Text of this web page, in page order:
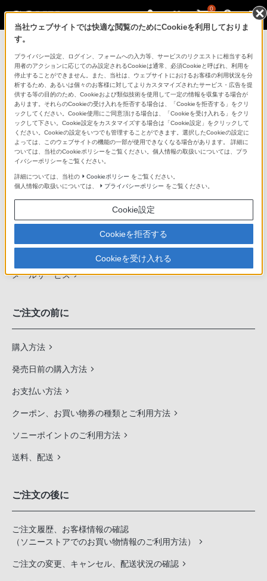
0
ソニーストアのご利用ガイド
ご利用ガイドでは、ソニーストアのご利用方法・サービ
スに関しまとめてご案内しております。
ご利用の前に
ソニーストア 店舗のご案内
ソニーショップ（ソニーストア取次店）のご案内
ソニーストアの特典・サービス
（長期保証、下取サービス、設置・設定サービスなど）
定期クーポンのプレゼントについて
メールサービス
ご注文の前に
購入方法
発売日前の購入方法
お支払い方法
クーポン、お買い物券の種類とご利用方法
ソニーポイントのご利用方法
送料、配送
ご注文の後に
ご注文履歴、お客様情報の確認
（ソニーストアでのお買い物情報のご利用方法）
ご注文の変更、キャンセル、配送状況の確認
当社ウェブサイトでは快適な閲覧のためにCookieを利用しておりま
す。
プライバシー設定、ログイン、フォームへの入力等、サービスのリクエストに相当する利
用者のアクションに応じてのみ設定されるCookieは通常、必須Cookieと呼ばれ、利用を
停止することができません。また、当社は、ウェブサイトにおけるお客様の利用状況を分
析するため、あるいは個々のお客様に対してよりカスタマイズされたサービス・広告を提
供する等の目的のため、Cookieおよび類似技術を使用して一定の情報を収集する場合が
あります。それらのCookieの受け入れを拒否する場合は、「Cookieを拒否する」をクリ
ックしてください。Cookie使用にご同意頂ける場合は、「Cookieを受け入れる」をクリ
ックして下さい。Cookie設定をカスタマイズする場合は「Cookie設定」をクリックして
ください。Cookieの設定をいつでも管理することができます。選択したCookieの設定に
よっては、このウェブサイトの機能の一部が使用できなくなる場合があります。 詳細に
ついては、当社のCookieポリシーをご覧ください。個人情報の取扱いについては、プラ
イバシーポリシーをご覧ください。
詳細については、当社の Cookieポリシー をご覧ください。
個人情報の取扱いについては、
プライバシーポリシー をご覧ください。
Cookie設定
Cookieを拒否する
Cookieを受け入れる